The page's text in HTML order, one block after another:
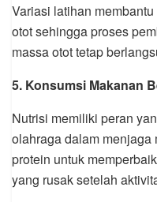
Variasi latihan
otot sehingga proses
massa otot tetap
5. Konsumsi Makanan
Nutrisi memiliki peran
olahraga dalam menjaga
protein untuk
yang rusak setelah